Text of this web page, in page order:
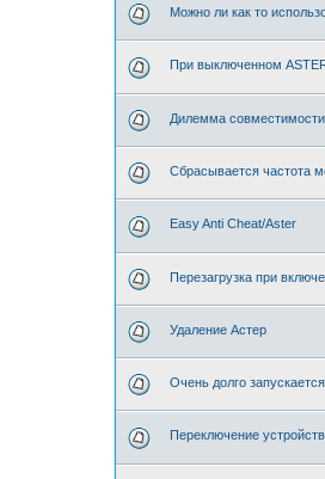
Можно ли как то
При выключенном
Дилемма совместимости
Сбрасывается частота
Easy Anti Cheat/Aster⁠⁠
Перезагрузка при
Удаление Астер
Очень долго
Переключение